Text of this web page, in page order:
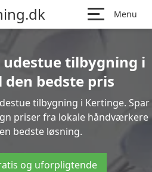
Menu
udestue tilbygning i
bedste pris
tilbygning i Kertinge. Spar
priser fra lokale håndværkere
bedste løsning.
og uforpligtende